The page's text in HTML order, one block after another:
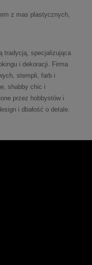
z mas plastycznych,
tradycją, specjalizująca
i dekoracji. Firma
stempli, farb i
shabby chic i
przez hobbystów i
i dbałość o detale.